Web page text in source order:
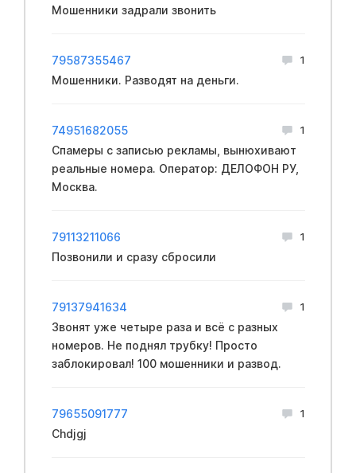
Мошенники задрали звонить
79587355467 1
Мошенники. Разводят на деньги.
74951682055 1
Спамеры с записью рекламы, вынюхивают
реальные номера. Оператор: ДЕЛОФОН РУ,
Москва.
79113211066 1
Позвонили и сразу сбросили
79137941634 1
Звонят уже четыре раза и всё с разных
номеров. Не поднял трубку! Просто
заблокировал! 100 мошенники и развод.
79655091777 1
Chdjgj